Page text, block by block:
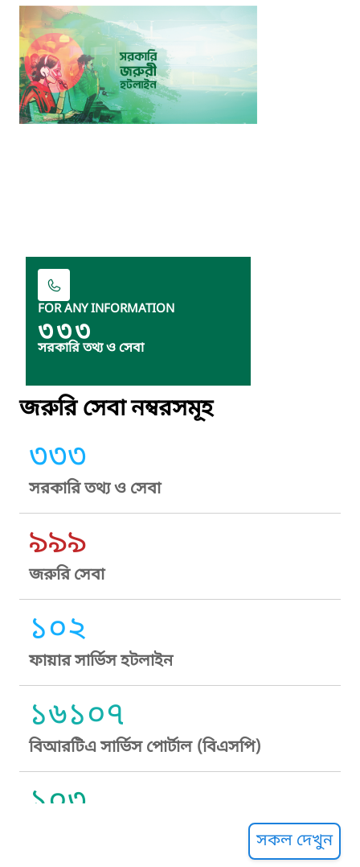
FOR ANY INFORMATION
৩৩৩
সরকারি তথ্য ও সেবা
জরুরি সেবা নম্বরসমূহ
৩৩৩
সরকারি তথ্য ও সেবা
৯৯৯
জরুরি সেবা
১০২
ফায়ার সার্ভিস হটলাইন
১৬১০৭
বিআরটিএ সার্ভিস পোর্টাল (বিএসপি)
১০৩
সকল দেখুন